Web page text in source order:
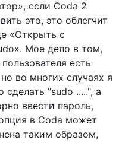
если Coda 2
это, это облегчит
«Открыть с
Мое дело в том,
есть
во многих случаях я
сделать "sudo .....", а
ввести пароль,
в Coda может
таким образом,